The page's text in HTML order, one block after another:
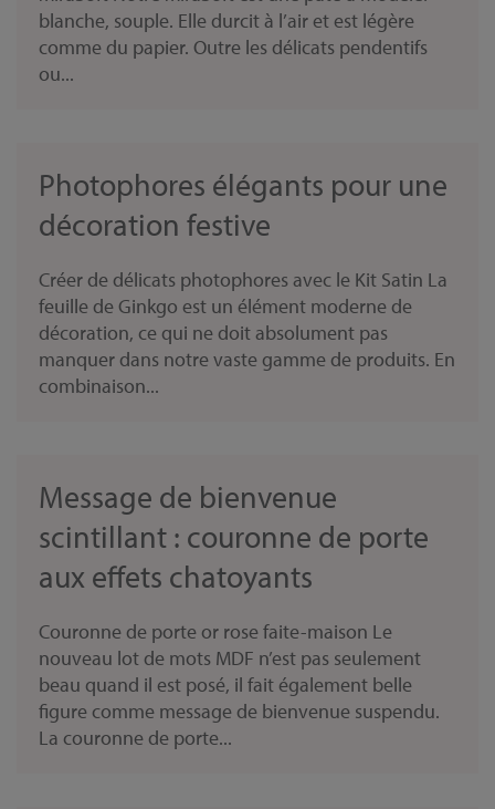
blanche, souple. Elle durcit à l’air et est légère
comme du papier. Outre les délicats pendentifs
ou...
Photophores élégants pour une
décoration festive
Créer de délicats photophores avec le Kit Satin La
feuille de Ginkgo est un élément moderne de
décoration, ce qui ne doit absolument pas
manquer dans notre vaste gamme de produits. En
combinaison...
Message de bienvenue
scintillant : couronne de porte
aux effets chatoyants
Couronne de porte or rose faite-maison Le
nouveau lot de mots MDF n’est pas seulement
beau quand il est posé, il fait également belle
figure comme message de bienvenue suspendu.
La couronne de porte...